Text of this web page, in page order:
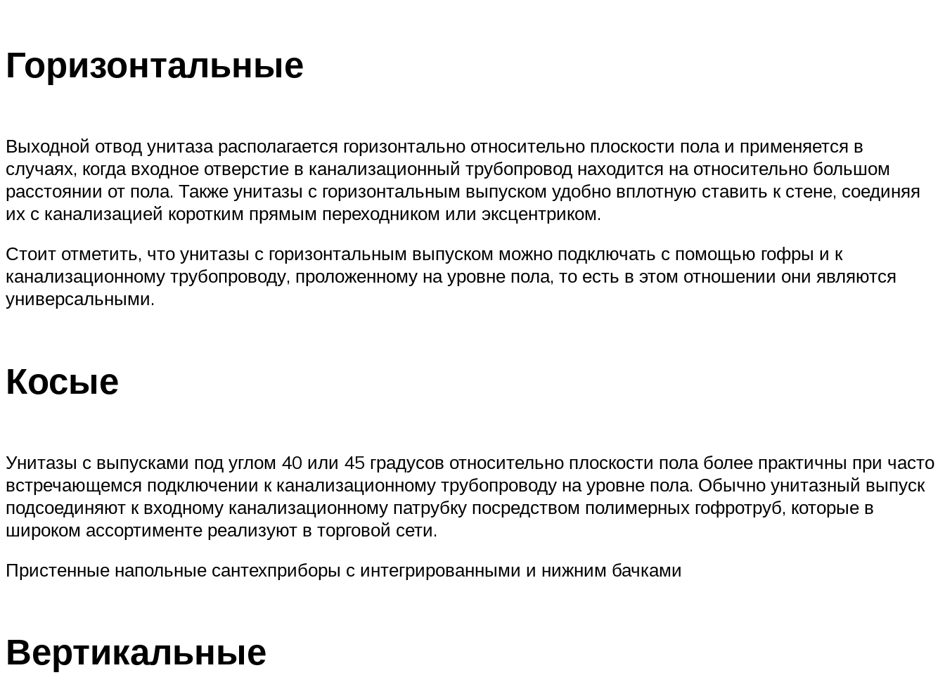
Горизонтальные
Выходной отвод унитаза располагается горизонтально относительно плоскости пола и применяется в
случаях, когда входное отверстие в канализационный трубопровод находится на относительно большом
расстоянии от пола. Также унитазы с горизонтальным выпуском удобно вплотную ставить к стене, соединяя
их с канализацией коротким прямым переходником или эксцентриком.
Стоит отметить, что унитазы с горизонтальным выпуском можно подключать с помощью гофры и к
канализационному трубопроводу, проложенному на уровне пола, то есть в этом отношении они являются
универсальными.
Косые
Унитазы с выпусками под углом 40 или 45 градусов относительно плоскости пола более практичны при часто
встречающемся подключении к канализационному трубопроводу на уровне пола. Обычно унитазный выпуск
подсоединяют к входному канализационному патрубку посредством полимерных гофротруб, которые в
широком ассортименте реализуют в торговой сети.
Пристенные напольные сантехприборы с интегрированными и нижним бачками
Вертикальные